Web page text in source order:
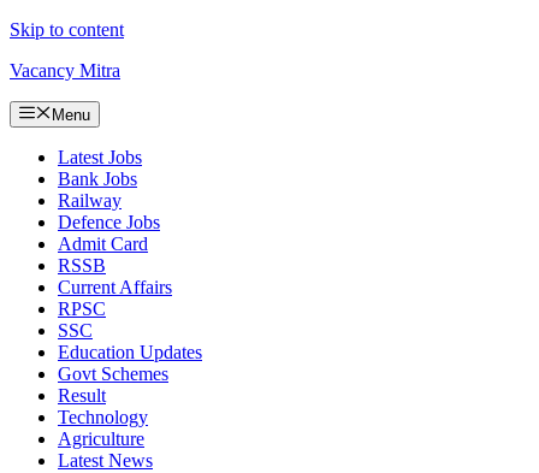
Skip to content
Vacancy Mitra
Menu
Latest Jobs
Bank Jobs
Railway
Defence Jobs
Admit Card
RSSB
Current Affairs
RPSC
SSC
Education Updates
Govt Schemes
Result
Technology
Agriculture
Latest News